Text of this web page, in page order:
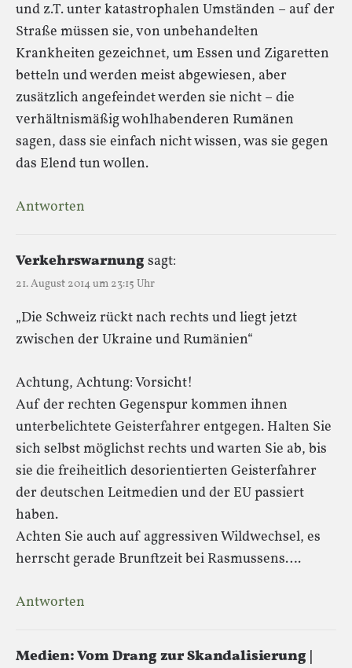
und z.T. unter katastrophalen Umständen – auf der
Straße müssen sie, von unbehandelten
Krankheiten gezeichnet, um Essen und Zigaretten
betteln und werden meist abgewiesen, aber
zusätzlich angefeindet werden sie nicht – die
verhältnismäßig wohlhabenderen Rumänen
sagen, dass sie einfach nicht wissen, was sie gegen
das Elend tun wollen.
Antworten
Verkehrswarnungsagt:
21. August 2014 um 23:15 Uhr
„Die Schweiz rückt nach rechts und liegt jetzt
zwischen der Ukraine und Rumänien“
Achtung, Achtung: Vorsicht!
Auf der rechten Gegenspur kommen ihnen
unterbelichtete Geisterfahrer entgegen. Halten Sie
sich selbst möglichst rechts und warten Sie ab, bis
sie die freiheitlich desorientierten Geisterfahrer
der deutschen Leitmedien und der EU passiert
haben.
Achten Sie auch auf aggressiven Wildwechsel, es
herrscht gerade Brunftzeit bei Rasmussens….
Antworten
Medien: Vom Drang zur Skandalisierung |